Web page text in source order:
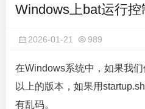
Windows上bat运行
2026-01-21 989
在Windows系统中，如果我
以上的版本，如果用
有乱码。